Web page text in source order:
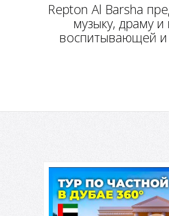
Repton Al Barsha
музыку, драму
воспитывающей